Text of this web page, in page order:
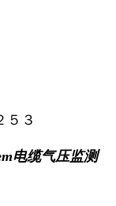
５３
电缆气压监测